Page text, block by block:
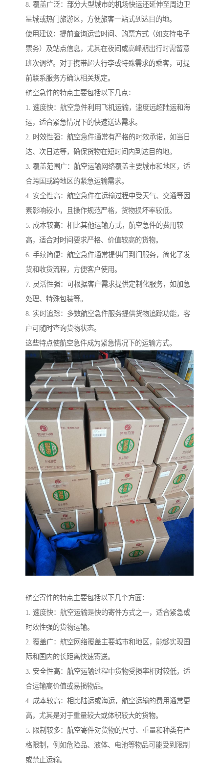
8. 覆盖广泛：部分大型城市的机场快运还延伸至周边卫
星城或热门旅游区，方便旅客一站式到达目的地。
使用建议：提前查询运营时间、购票方式（如支持电子
票务）及站点信息，尤其在夜间或高峰期出行时需留意
班次调整。对于携带超大行李或特殊需求的乘客，可提
前联系服务方确认相关规定。
航空急件的特点主要包括以下几点：
1. 速度快：航空急件利用飞机运输，速度远超陆运和海
运，适合紧急情况下的快速送达需求。
2. 时效性强：航空急件通常有严格的时效承诺，如当日
达、次日达等，确保货物在短时间内到达目的地。
3. 覆盖范围广：航空运输网络覆盖主要城市和地区，适
合跨国或跨地区的紧急运输需求。
4. 安全性高：航空急件在运输过程中受天气、交通等因
素影响较小，且操作规范严格，货物损坏率较低。
5. 成本较高：相比其他运输方式，航空急件的费用较
高，适合对时间要求严格、价值较高的货物。
6. 手续简便：航空急件通常提供门到门服务，简化了发
货和收货流程，方便客户使用。
7. 灵活性强：可根据客户需求提供定制化服务，如加急
处理、特殊包装等。
8. 实时追踪：多数航空急件服务提供货物追踪功能，客
户可随时查询货物状态。
这些特点使航空急件成为紧急情况下的运输方式。
航空寄件的特点主要包括以下几个方面：
1. 速度快：航空运输是快的寄件方式之一，适合紧急或
时效性强的货物运输。
2. 覆盖广：航空网络覆盖主要城市和地区，能够实现国
际和国内的长距离快速寄送。
3. 安全性高：航空运输过程中货物受损率相对较低，适
合运输高价值或易损物品。
4. 成本较高：相比陆运或海运，航空运输的费用通常更
高，尤其是对于重量较大或体积较大的货物。
5. 限制较多：航空寄件对货物的尺寸、重量和种类有严
格限制，例如危险品、液体、电池等物品可能受到限制
或禁止运输。